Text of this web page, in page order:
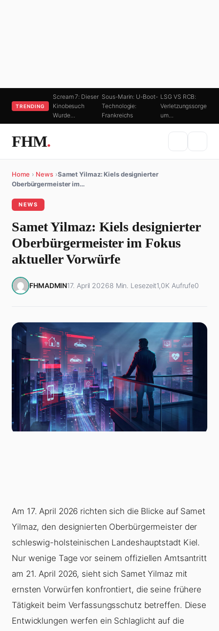
TRENDING
Scream 7: Dieser
Kinobesuch
Wurde…
Sous-Marin: U-Boot-
Technologie:
Frankreichs
LSG VS RCB:
Verletzungssorge
um…
FHM.
Home › News ›Samet Yilmaz: Kiels designierter
Oberbürgermeister im…
NEWS
Samet Yilmaz: Kiels designierter
Oberbürgermeister im Fokus
aktueller Vorwürfe
FHMADMIN17. April 20268 Min. Lesezeit1,0K Aufrufe0
Am 17. April 2026 richten sich die Blicke auf Samet
Yilmaz, den designierten Oberbürgermeister der
schleswig-holsteinischen Landeshauptstadt Kiel.
Nur wenige Tage vor seinem offiziellen Amtsantritt
am 21. April 2026, sieht sich Samet Yilmaz mit
ernsten Vorwürfen konfrontiert, die seine frühere
Tätigkeit beim Verfassungsschutz betreffen. Diese
Entwicklungen werfen ein Schlaglicht auf die